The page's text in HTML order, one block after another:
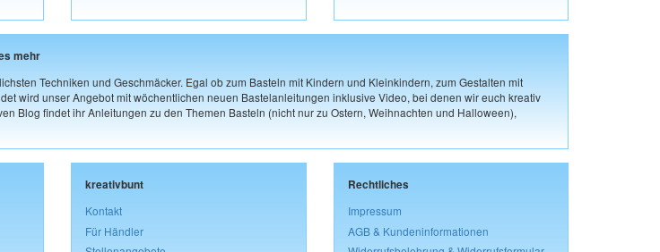
mehr
Techniken und Geschmäcker. Egal ob zum Basteln mit Kindern und Kleinkindern, zum Gestalten mit
wird unser Angebot mit wöchentlichen neuen Bastelanleitungen inklusive Video, bei denen wir euch kreativ
Blog findet ihr Anleitungen zu den Themen Basteln (nicht nur zu Ostern, Weihnachten und Halloween),
kreativbunt
Kontakt
Für Händler
Rechtliches
Impressum
AGB & Kundeninformationen